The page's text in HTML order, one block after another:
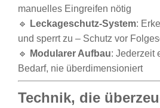
manuelles Eingreifen nötig
🔹
Leckageschutz-System:
und sperrt zu – Schutz vor
🔹
Modularer Aufbau: Jederzeit
Bedarf, nie überdimensioniert
Technik, die